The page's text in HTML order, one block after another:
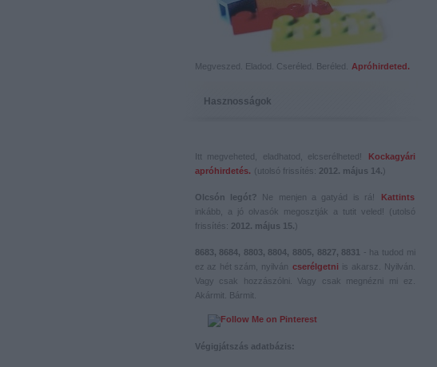
Megveszed. Eladod. Cseréled. Beréled. Apróhirdeted.
Hasznosságok
Itt megveheted, eladhatod, elcserélheted!
Kockagyári
apróhirdetés. (utolsó frissítés: 2012. május 14.)
Olcsón legót? Ne menjen a gatyád is rá!
Kattints
inkább, a jó olvasók megosztják a tutit veled! (utolsó
frissítés: 2012. május 15.)
8683, 8684, 8803, 8804, 8805, 8827, 8831 - ha tudod mi
ez az hét szám, nyilván
cserélgetni
is akarsz. Nyilván.
Vagy csak hozzászólni. Vagy csak megnézni mi ez.
Akármit. Bármit.
Végigjátszás adatbázis: